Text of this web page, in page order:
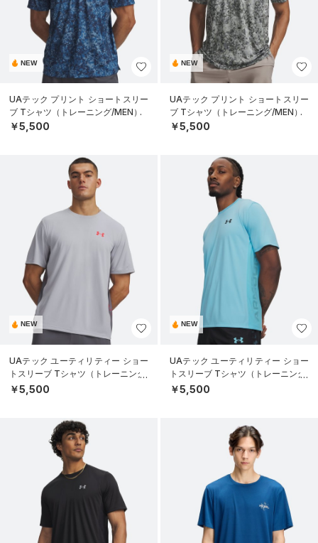
NEW
UAテック プリント ショートスリー
ブ Tシャツ（トレーニング/MEN）
￥5,500
NEW
UAテック プリント ショートスリー
ブ Tシャツ（トレーニング/MEN）
￥5,500
NEW
UAテック ユーティリティー ショー
トスリーブ Tシャツ（トレーニング/
MEN）
￥5,500
NEW
UAテック ユーティリティー ショー
トスリーブ Tシャツ（トレーニング/
MEN）
￥5,500